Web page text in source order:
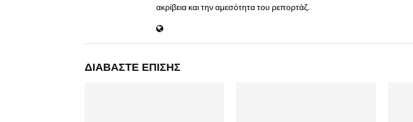
ακρίβεια και την αμεσότητα του ρεπορτάζ.
ΔΙΑΒΆΣΤΕ ΕΠΊΣΗΣ